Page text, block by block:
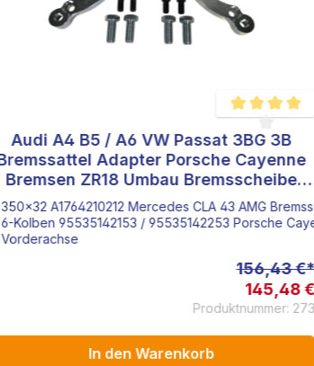
von 5 von 5 Sternen
Bremssattel
Audi A4 B5 / A6 VW Passat 3BG 3B
Adapter Porsche Cayenne
Bremsen ZR18 Umbau Bremsscheibe
Tuning Adapter
A1764210212 Mercedes CLA 43 AMG
Kolben 95535142153 / 95535142253 Porsche
156,43
145,48 €
Produktnummer: 273
In den Warenkorb